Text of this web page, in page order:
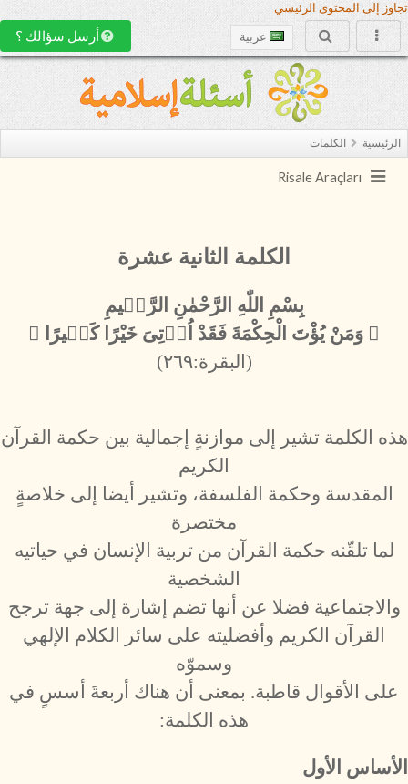
تجاوز إلى المحتوى الرئيسي
عربية أرسل سؤالك ؟
الرئيسية الكلمات
Risale Araçları
الكلمة الثانية عشرة
بِسْمِ اللّٰهِ الرَّحْمٰنِ الرَّح۪يمِ
﴿ وَمَنْ يُؤْتَ الْحِكْمَةَ فَقَدْ اُو۫تِىَ خَيْرًا كَث۪يرًا ﴾
(البقرة:٢٦٩)
هذه الكلمة تشير إلى موازنةٍ إجمالية بين حكمة القرآن
الكريم
المقدسة وحكمة الفلسفة، وتشير أيضا إلى خلاصةٍ
مختصرة
لما تلقّنه حكمة القرآن من تربية الإنسان في حياتيه
الشخصية
والاجتماعية فضلا عن أنها تضم إشارة إلى جهة ترجح
القرآن الكريم وأفضليته على سائر الكلام الإلهي
وسموّه
على الأقوال قاطبة. بمعنى أن هناك أربعةَ أسسٍ في
هذه الكلمة:
الأساس الأول